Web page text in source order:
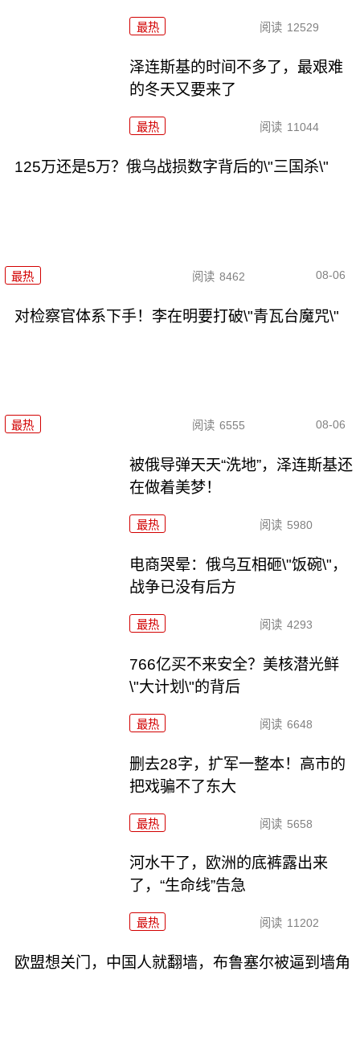
最热 阅读 12529
泽连斯基的时间不多了，最艰难
的冬天又要来了
最热 阅读 11044
125万还是5万？俄乌战损数字背后的\"三国杀\"
最热 阅读 8462 08-06
对检察官体系下手！李在明要打破\"青瓦台魔咒\"
最热 阅读 6555 08-06
被俄导弹天天“洗地”，泽连斯基还
在做着美梦！
最热 阅读 5980
电商哭晕：俄乌互相砸\"饭碗\"，
战争已没有后方
最热 阅读 4293
766亿买不来安全？美核潜光鲜
\"大计划\"的背后
最热 阅读 6648
删去28字，扩军一整本！高市的
把戏骗不了东大
最热 阅读 5658
河水干了，欧洲的底裤露出来
了，“生命线”告急
最热 阅读 11202
欧盟想关门，中国人就翻墙，布鲁塞尔被逼到墙角